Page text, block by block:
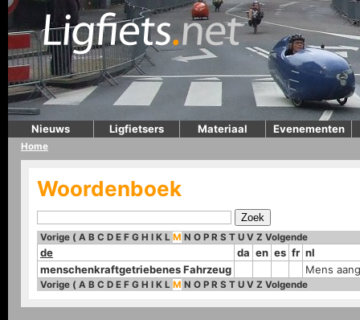
Nieuws Ligfietsers Materiaal Evenementen
Home
Woordenboek
Vorige ( A B C D E F G H I K L M N O P R S T U V Z Volgende
de da en es fr nl
menschenkraftgetriebenes Fahrzeug
Mens
Vorige ( A B C D E F G H I K L M N O P R S T U V Z Volgende